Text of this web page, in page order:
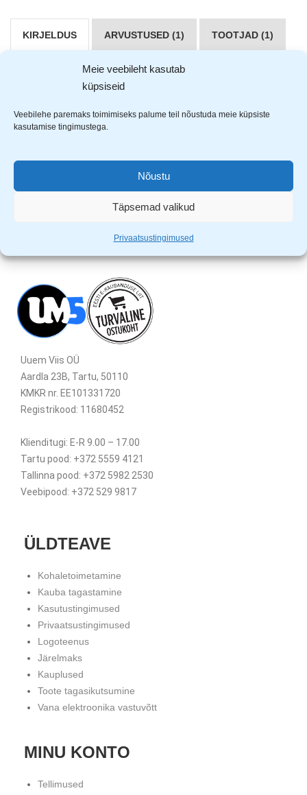
Meie veebileht kasutab
küpsiseid
Veebilehe paremaks toimimiseks palume teil nõustuda meie küpsiste
kasutamise tingimustega.
Nõustu
Täpsemad valikud
Privaatsustingimused
KIRJELDUS ARVUSTUSED (1) TOOTJAD (1)
Valgusallikas korpusel: 1W COB pirn
Laetav micro USB-ga (tootega kaasas)
Uuem Viis OÜ
Aardla 23B, Tartu, 50110
KMKR nr. EE101331720
Registrikood: 11680452
Klienditugi: E-R 9.00 – 17.00
Tartu pood: +372 5559 4121
Tallinna pood: +372 5982 2530
Veebipood: +372 529 9817
ÜLDTEAVE
Kohaletoimetamine
Kauba tagastamine
Kasutustingimused
Privaatsustingimused
Logoteenus
Järelmaks
Kauplused
Toote tagasikutsumine
Vana elektroonika vastuvõtt
MINU KONTO
Tellimused